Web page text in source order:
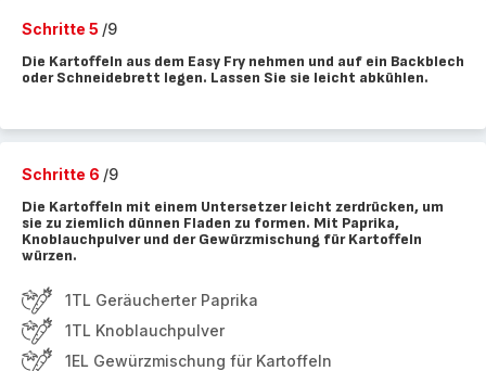
Schritte 5 /9
Die Kartoffeln aus dem Easy Fry nehmen und auf ein Backblech
oder Schneidebrett legen. Lassen Sie sie leicht abkühlen.
Schritte 6 /9
Die Kartoffeln mit einem Untersetzer leicht zerdrücken, um
sie zu ziemlich dünnen Fladen zu formen. Mit Paprika,
Knoblauchpulver und der Gewürzmischung für Kartoffeln
würzen.
1TL Geräucherter Paprika
1TL Knoblauchpulver
1EL Gewürzmischung für Kartoffeln